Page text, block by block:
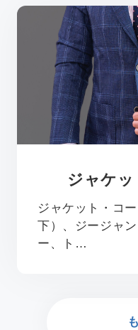
ジャケ
ジャケット・コ
下）、ジージャ
ー、ト…